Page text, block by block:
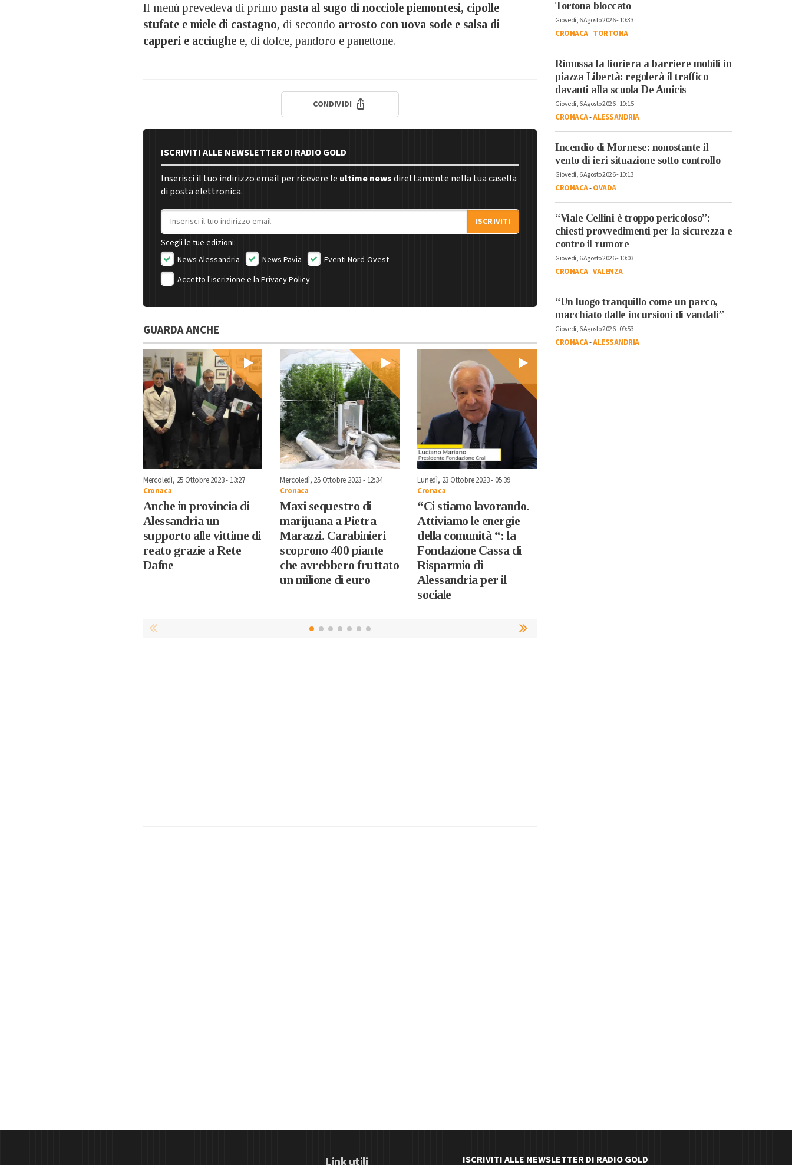
Il menù prevedeva di primo pasta al sugo di nocciole piemontesi, cipolle
stufate e miele di castagno, di secondo arrosto con uova sode e salsa di
capperi e acciughee, di dolce, pandoro e panettone.
CONDIVIDI
ISCRIVITI ALLE NEWSLETTER DI RADIO GOLD
Inserisci il tuo indirizzo email per ricevere le ultime newsdirettamente nella tua casella
di posta elettronica.
Indirizzo email
ISCRIVITI
Scegli le tue edizioni:
News Alessandria
News Pavia
Eventi Nord-Ovest
Accetto l'iscrizione e laPrivacy Policy
GUARDA ANCHE
Mercoledì, 25 Ottobre 2023 - 13:27
Cronaca
Anche in provincia di
Alessandria un
supporto alle vittime di
reato grazie a Rete
Dafne
Mercoledì, 25 Ottobre 2023 - 12:34
Cronaca
Maxi sequestro di
marijuana a Pietra
Marazzi. Carabinieri
scoprono 400 piante
che avrebbero fruttato
un milione di euro
Lunedì, 23 Ottobre 2023 - 05:39
Cronaca
“Ci stiamo lavorando.
Attiviamo le energie
della comunità “: la
Fondazione Cassa di
Risparmio di
Alessandria per il
sociale
Tortona bloccato
Giovedì, 6 Agosto 2026 - 10:33
CRONACA-TORTONA
Rimossa la fioriera a barriere mobili in
piazza Libertà: regolerà il traffico
davanti alla scuola De Amicis
Giovedì, 6 Agosto 2026 - 10:15
CRONACA-ALESSANDRIA
Incendio di Mornese: nonostante il
vento di ieri situazione sotto controllo
Giovedì, 6 Agosto 2026 - 10:13
CRONACA-OVADA
“Viale Cellini è troppo pericoloso”:
chiesti provvedimenti per la sicurezza e
contro il rumore
Giovedì, 6 Agosto 2026 - 10:03
CRONACA-VALENZA
“Un luogo tranquillo come un parco,
macchiato dalle incursioni di vandali”
Giovedì, 6 Agosto 2026 - 09:53
CRONACA-ALESSANDRIA
ISCRIVITI ALLE NEWSLETTER DI RADIO GOLD